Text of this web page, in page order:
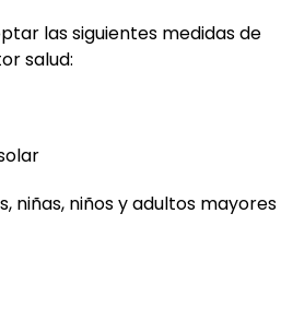
las siguientes medidas de
salud:
niñas, niños y adultos mayores